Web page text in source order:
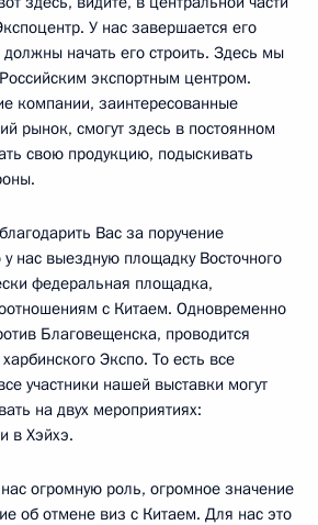
У нас завершается его
начать его строить. Здесь мы
экспортным центром.
компании, заинтересованные
рынок, смогут здесь в постоянном
свою продукцию, подыскивать
Вас за поручение
нас выездную площадку Восточного
федеральная площадка,
с Китаем. Одновременно
Благовещенска, проводится
Экспо. То есть все
участники нашей выставки могут
на двух мероприятиях:
в Хэйхэ.
огромную роль, огромное значение
об отмене виз с Китаем. Для нас это